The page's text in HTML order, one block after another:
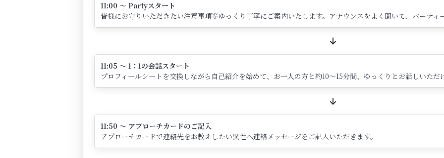
11:00 ～ Partyスタート
皆様にお守りいただきたい注意事項等ゆっくり丁寧にご案内いたします。アナウンスをよく聞いて、パーティ
11:05 ～ 1：1の会話スタート
プロフィールシートを交換しながら自己紹介を始めて、お一人の方と約10～15分間、ゆっくりとお話しいただ
11:50 ～ アプローチカードのご記入
アプローチカードで連絡先をお教えしたい異性へ連絡メッセージをご記入いただきます。